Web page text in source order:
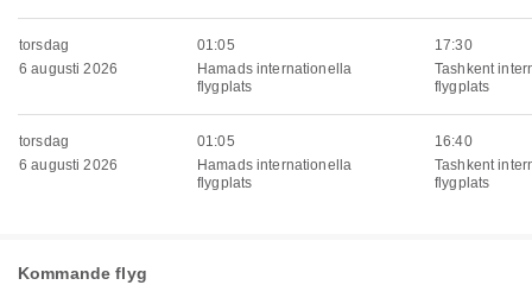
torsdag
6 augusti 2026
01:05
Hamads internationella
flygplats
17:30
Tashkent
flygplats
torsdag
6 augusti 2026
01:05
Hamads internationella
flygplats
16:40
Tashkent
flygplats
Kommande flyg